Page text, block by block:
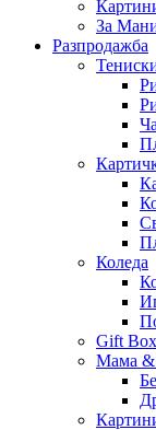
За
Разпродажба
Коледа
Gift
Мама &